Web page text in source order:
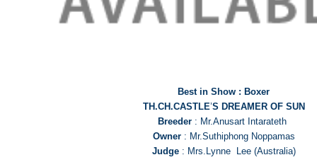
Best in Show : Boxer
TH.CH.CASTLE’S DREAMER OF SUN
Breeder : Mr.Anusart Intarateth
Owner : Mr.Suthiphong Noppamas
Judge : Mrs.Lynne Lee (Australia)